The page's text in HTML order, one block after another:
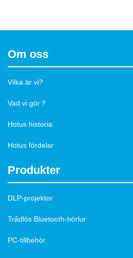
Om oss
Vilka är vi?
Vad vi gör？
Hotus historia
Hotus fördelar
Produkter
DLP-projektor
Trådlös Bluetooth-hörlur
PC-tillbehör